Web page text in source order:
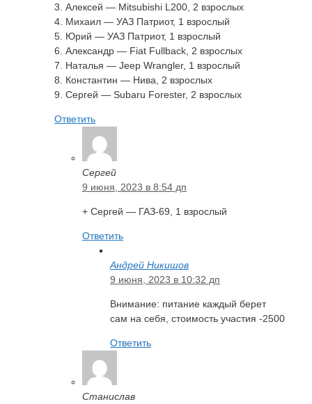
3. Алексей — Mitsubishi L200, 2 взрослых
4. Михаил — УАЗ Патриот, 1 взрослый
5. Юрий — УАЗ Патриот, 1 взрослый
6. Александр — Fiat Fullback, 2 взрослых
7. Наталья — Jeep Wrangler, 1 взрослый
8. Константин — Нива, 2 взрослых
9. Сергей — Subaru Forester, 2 взрослых
Ответить
Сергей
9 июня, 2023 в 8:54 дп
+ Сергей — ГАЗ-69, 1 взрослый
Ответить
Андрей Никишов
9 июня, 2023 в 10:32 дп
Внимание: питание каждый берет
сам на себя, стоимость участия -2500
Ответить
Станислав